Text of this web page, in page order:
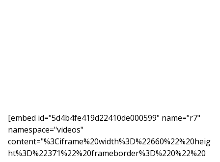
[embed id="5d4b4fe419d22410de000599" name="r7"
namespace="videos"
content="%3Ciframe%20width%3D%22660%22%20heig
ht%3D%22371%22%20frameborder%3D%220%22%20